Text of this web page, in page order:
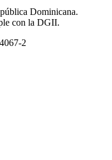
Dominicana.
con la DGII.
2